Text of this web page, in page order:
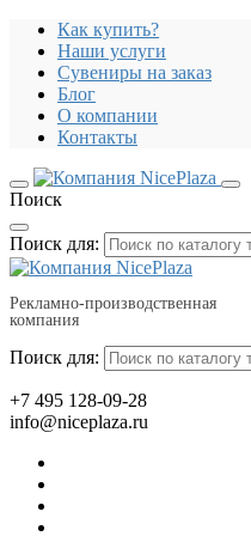
Как купить?
Наши услуги
Сувениры на заказ
Блог
О компании
Контакты
Поиск
Поиск для:
Рекламно-производственная
компания
Поиск для:
+7 495 128-09-28
info@niceplaza.ru